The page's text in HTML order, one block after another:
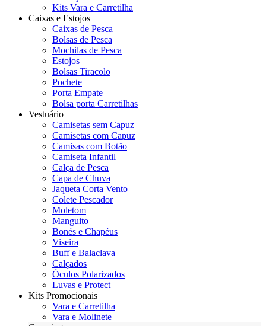
Kits Vara e Carretilha
Caixas e Estojos
Caixas de Pesca
Bolsas de Pesca
Mochilas de Pesca
Estojos
Bolsas Tiracolo
Pochete
Porta Empate
Bolsa porta Carretilhas
Vestuário
Camisetas sem Capuz
Camisetas com Capuz
Camisas com Botão
Camiseta Infantil
Calça de Pesca
Capa de Chuva
Jaqueta Corta Vento
Colete Pescador
Moletom
Manguito
Bonés e Chapéus
Viseira
Buff e Balaclava
Calçados
Óculos Polarizados
Luvas e Protect
Kits Promocionais
Vara e Carretilha
Vara e Molinete